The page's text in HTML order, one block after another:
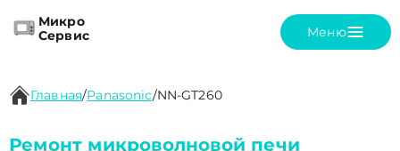
Микро
Сервис
Меню
Главная/Panasonic/NN-GT260
Ремонт микроволновой печи